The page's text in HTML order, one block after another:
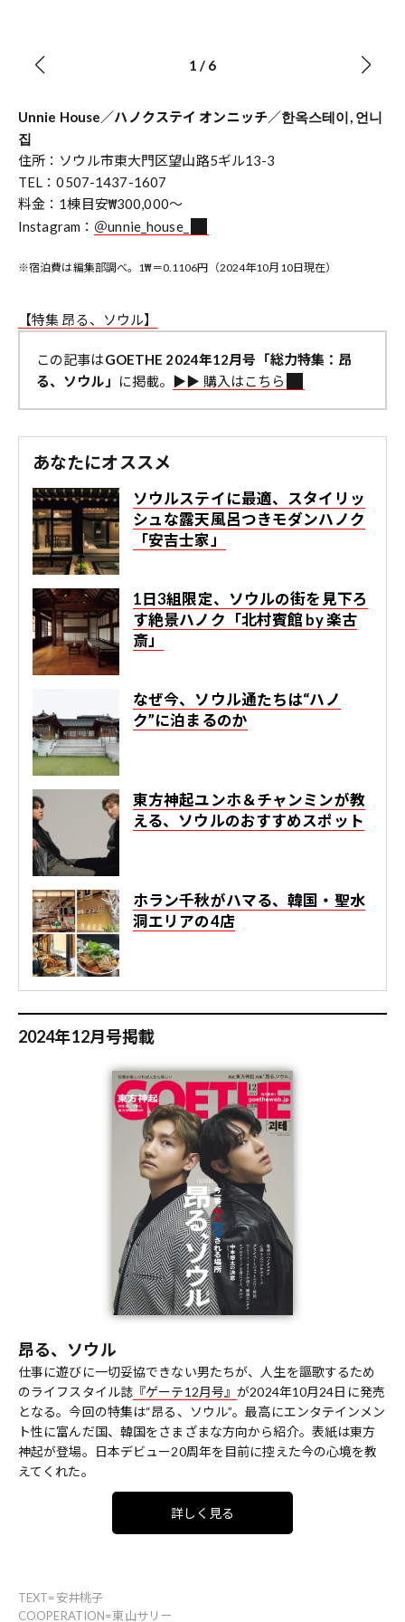
1 / 6
Unnie House／ハノクステイ オンニッチ／한옥스테이, 언니
집
住所：ソウル市東大門区望山路5ギル13-3
TEL：0507-1437-1607
料金：1棟目安₩300,000～
Instagram： ＠unnie_house_
※宿泊費は編集部調べ。1₩＝0.1106円（2024年10月10日現在）
【特集 昂る、ソウル】
この記事はGOETHE 2024年12月号「総力特集：昂
る、ソウル」
に掲載。 ▶︎▶︎ 購入はこちら
あなたにオススメ
ソウルステイに最適、スタイリッ
シュな露天風呂つきモダンハノク
「安吉士家」
1日3組限定、ソウルの街を見下ろ
す絶景ハノク「北村賓館 by 楽古
斎」
なぜ今、ソウル通たちは“ハノ
ク”に泊まるのか
東方神起ユンホ＆チャンミンが教
える、ソウルのおすすめスポット
ホラン千秋がハマる、韓国・聖水
洞エリアの4店
2024年12月号掲載
昂る、ソウル
仕事に遊びに一切妥協できない男たちが、人生を謳歌するため
のライフスタイル誌 『ゲーテ12月号』が2024年10月24日に発売
となる。今回の特集は“昂る、ソウル”。最高にエンタテインメン
ト性に富んだ国、韓国をさまざまな方向から紹介。表紙は東方
神起が登場。日本デビュー20周年を目前に控えた今の心境を教
えてくれた。
詳しく見る
TEXT=安井桃子
COOPERATION=東山サリー